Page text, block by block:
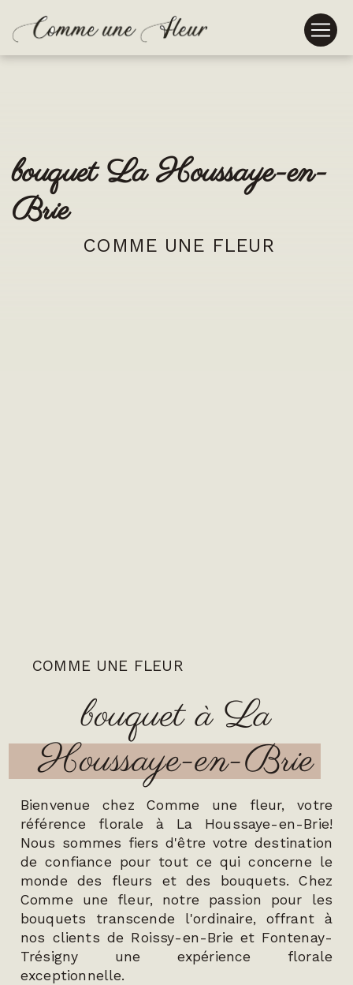
bouquet La Houssaye-en-
Brie
COMME UNE FLEUR
COMME UNE FLEUR
bouquet à La
Houssaye-en-Brie
Bienvenue chez Comme une fleur, votre
référence florale à La Houssaye-en-Brie!
Nous sommes fiers d'être votre destination
de confiance pour tout ce qui concerne le
monde des fleurs et des bouquets. Chez
Comme une fleur, notre passion pour les
bouquets transcende l'ordinaire, offrant à
nos clients de Roissy-en-Brie et Fontenay-
Trésigny une expérience florale
exceptionnelle.